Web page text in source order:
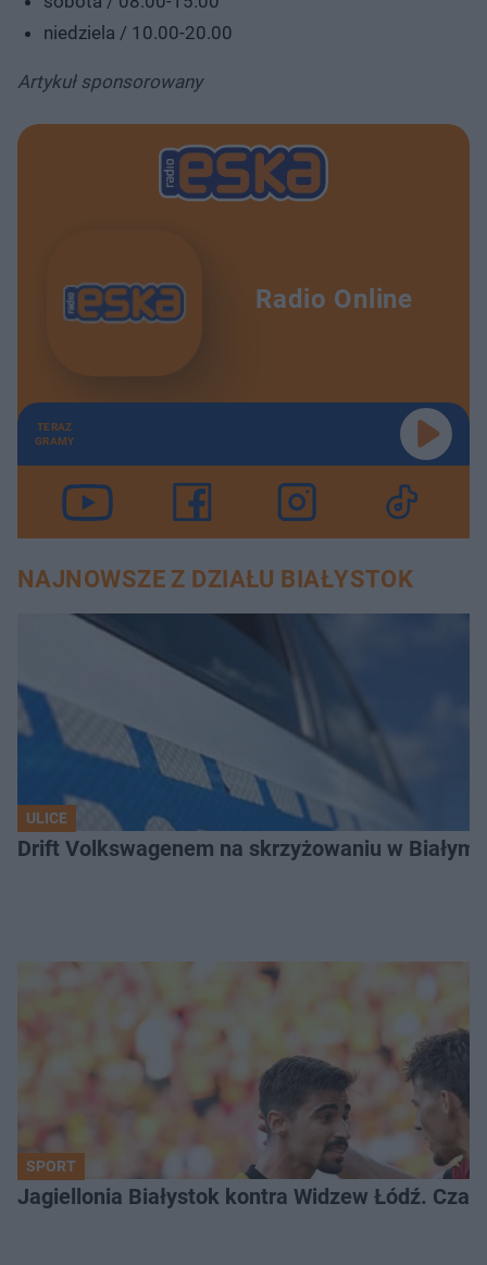
niedziela / 10.00-20.00
Artykuł sponsorowany
Radio Online
TERAZ
GRAMY
NAJNOWSZE Z DZIAŁU BIAŁYSTOK
ULICE
Drift Volkswagenem na skrzyżowaniu w
SPORT
Jagiellonia Białystok kontra Widzew Łódź.